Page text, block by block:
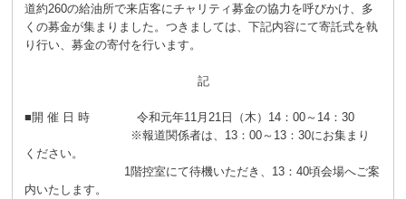
道約260の給油所で来店客にチャリティ募金の協力を呼びかけ、多
くの募金が集まりました。つきましては、下記内容にて寄託式を執
り行い、募金の寄付を行います。
記
■開 催 日 時 令和元年11月21日（木）14：00～14：30
※報道関係者は、13：00～13：30にお集まり
ください。
1階控室にて待機いただき、13：40頃会場へご案
内いたします。